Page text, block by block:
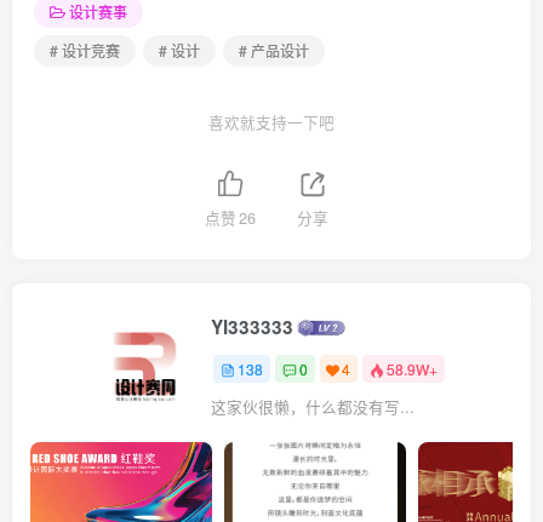
设计赛事
# 设计竞赛
# 设计 # 产品设计
喜欢就支持一下吧
点赞26 分享
YI333333
138 0 4 58.9W+
这家伙很懒，什么都没有写...